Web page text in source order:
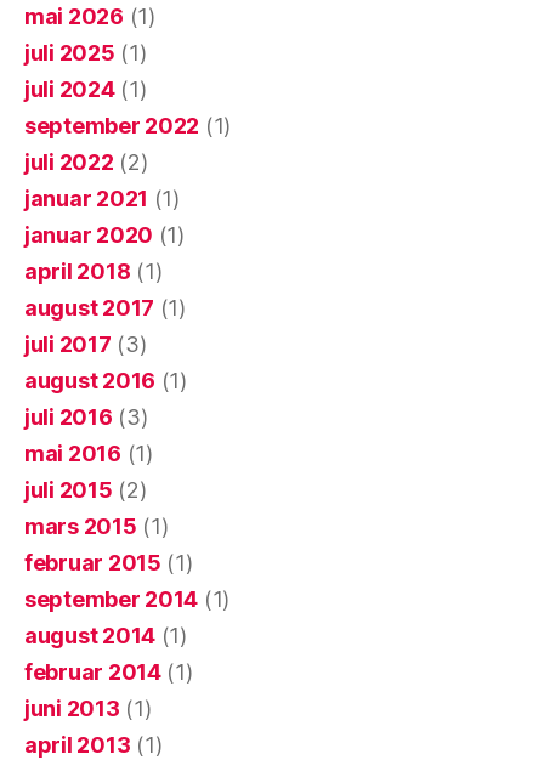
mai 2026 (1)
juli 2025 (1)
juli 2024(1)
september 2022 (1)
juli 2022 (2)
januar 2021 (1)
januar 2020 (1)
april 2018 (1)
august 2017 (1)
juli 2017 (3)
august 2016 (1)
juli 2016 (3)
mai 2016 (1)
juli 2015 (2)
mars 2015 (1)
februar 2015 (1)
september 2014 (1)
august 2014 (1)
februar 2014(1)
juni 2013 (1)
april 2013 (1)